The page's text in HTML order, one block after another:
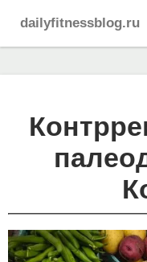
dailyfitnessblog.ru